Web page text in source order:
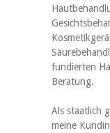
fundierten
Beratung.
Als staatlich
meine